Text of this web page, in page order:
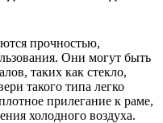
прочностью,
Они могут быть
таких как стекло,
такого типа легко
прилегание к раме,
холодного воздуха.